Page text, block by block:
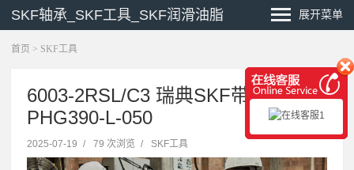
SKF轴承_SKF工具_SKF润滑油脂 展开菜单
首页 > SKF工具
6003-2RSL/C3 瑞典SKF带座轴承
PHG390-L-050
2025-07-19 / 79 次浏览 / SKF工具